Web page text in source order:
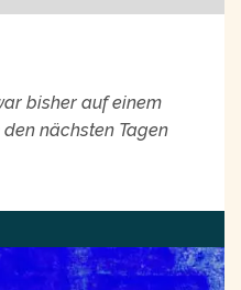
bisher auf einem
nächsten Tagen